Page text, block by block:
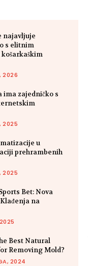
najavljuje
s elitnim
2026
ima zajedničko s
2025
u
prehrambenih
2025
Bet: Nova
na
Best Natural
Removing Mold?
2024